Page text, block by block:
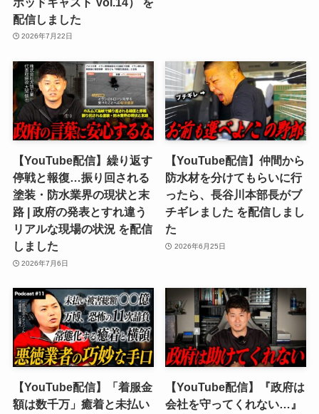
配信しました
2026年7月22日
【YouTube配信】繰り返す
停戦と報復…振り回される
塗装・防水業界の現状と末
路 | 政府の発表とすれ違う
リアルな現場の状況 を配信
しました
2026年7月6日
【YouTube配信】仲間から
防水材を分けてもらいに行
ったら、長谷川本部長がブ
チギレました を配信しまし
た
2026年6月25日
【YouTube配信】「着服金
額は数千万」癒着と未払い
【YouTube配信】『政府は
会社を守ってくれない…』